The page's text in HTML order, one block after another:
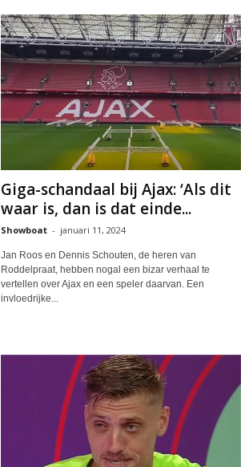
Giga-schandaal bij Ajax: ‘Als dit
waar is, dan is dat einde...
Showboat - januari 11, 2024
Jan Roos en Dennis Schouten, de heren van
Roddelpraat, hebben nogal een bizar verhaal te
vertellen over Ajax en een speler daarvan. Een
invloedrijke...